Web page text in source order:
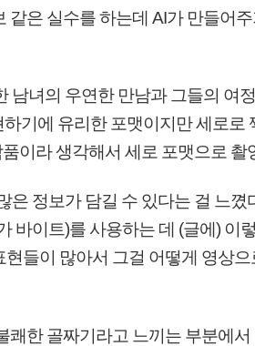
은 실수를 하는데 AI가 만들어
남녀의 우연한 만남과 그들의 여
기에 유리한 포맷이지만 세로로
이라 생각해서 세로 포맷으로 촬
은 정보가 담길 수 있다는 걸 느꼈
바이트)를 사용하는 데 (글에) 이
들이 많아서 그걸 어떻게 영상
한 골짜기라고 느끼는 부분에